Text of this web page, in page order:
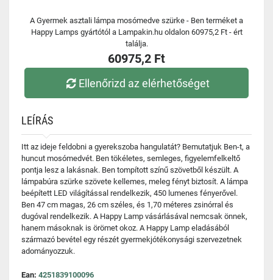
A Gyermek asztali lámpa mosómedve szürke - Ben terméket a
Happy Lamps gyártótól a Lampakin.hu oldalon 60975,2 Ft - ért
találja.
60975,2 Ft
Ellenőrizd az elérhetőséget
LEÍRÁS
Itt az ideje feldobni a gyerekszoba hangulatát? Bemutatjuk Ben-t, a
huncut mosómedvét. Ben tökéletes, semleges, figyelemfelkeltő
pontja lesz a lakásnak. Ben tompított színű szövetből készült. A
lámpabúra szürke szövete kellemes, meleg fényt biztosít. A lámpa
beépített LED világítással rendelkezik, 450 lumenes fényerővel.
Ben 47 cm magas, 26 cm széles, és 1,70 méteres zsinórral és
dugóval rendelkezik. A Happy Lamp vásárlásával nemcsak önnek,
hanem másoknak is örömet okoz. A Happy Lamp eladásából
származó bevétel egy részét gyermekjótékonysági szervezetnek
adományozzuk.
Ean: 4251839100096